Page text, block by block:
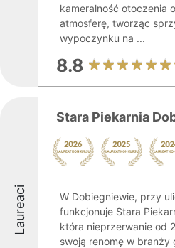
kameralność otoczenia
atmosferę, tworząc
wypoczynku na ...
8.8
Laureaci
Stara Piekarnia
W Dobiegniewie, przy
funkcjonuje Stara
która nieprzerwanie od
swoją renomę w branży